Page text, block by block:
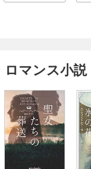
マンス小説